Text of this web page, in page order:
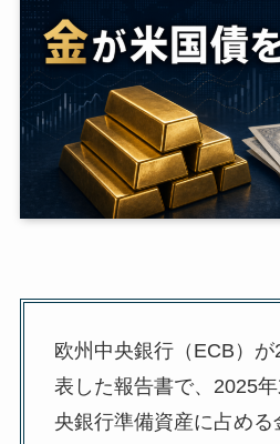
欧州中央銀行（ECB）
表した報告書で、2025
央銀行準備資産に占める